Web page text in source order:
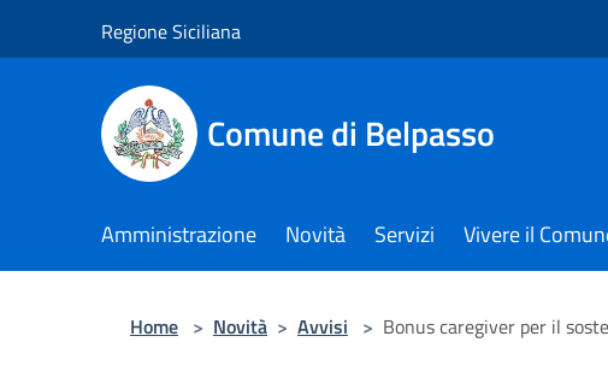
Regione Siciliana
Comune di Belpasso
Amministrazione Novità Servizi Vivere il
Home > Novità > Avvisi > Bonus caregiver per il